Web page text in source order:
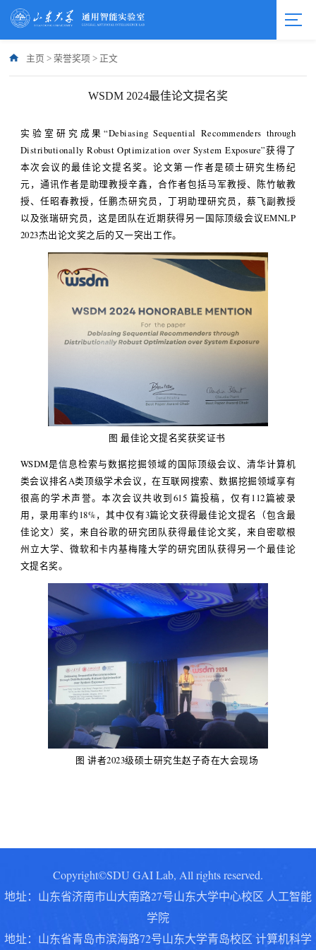
主页 > 荣誉奖项 > 正文
WSDM 2024最佳论文提名奖
实验室研究成果“Debiasing Sequential Recommenders through
Distributionally Robust Optimization over System Exposure”获得了
本次会议的最佳论文提名奖。论文第一作者是硕士研究生杨纪
元，通讯作者是助理教授辛鑫，合作者包括马军教授、陈竹敏教
授、任昭春教授，任鹏杰研究员，丁玥助理研究员，蔡飞副教授
以及张瑞研究员，这是团队在近期获得另一国际顶级会议EMNLP
2023杰出论文奖之后的又一突出工作。
图 最佳论文提名奖获奖证书
WSDM是信息检索与数据挖掘领域的国际顶级会议、清华计算机
类会议排名A类顶级学术会议，在互联网搜索、数据挖掘领域享有
很高的学术声誉。本次会议共收到615 篇投稿，仅有112篇被录
用，录用率约18%，其中仅有3篇论文获得最佳论文提名（包含最
佳论文）奖，来自谷歌的研究团队获得最佳论文奖，来自密歇根
州立大学、微软和卡内基梅隆大学的研究团队获得另一个最佳论
文提名奖。
图 讲者2023级硕士研究生赵子奇在大会现场
Copyright©SDU GAI Lab, All rights reserved.
地址：山东省济南市山大南路27号山东大学中心校区 人工智能
学院
地址： 山东省青岛市滨海路72号山东大学青岛校区 计算机科学